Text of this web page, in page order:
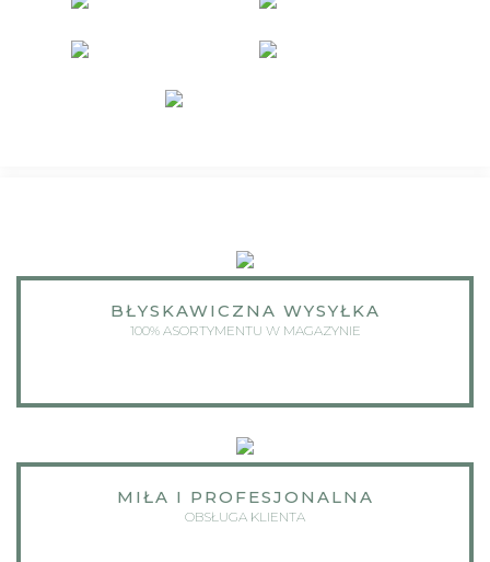
BŁYSKAWICZNA WYSYŁKA
100% ASORTYMENTU W MAGAZYNIE
MIŁA I PROFESJONALNA
OBSŁUGA KLIENTA